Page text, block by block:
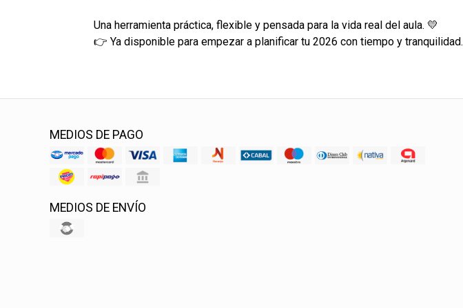
Una herramienta práctica, flexible y pensada para la vida real del aula. 💛
👉 Ya disponible para empezar a planificar tu 2026 con tiempo y tranquilidad.
MEDIOS DE PAGO
MEDIOS DE ENVÍO